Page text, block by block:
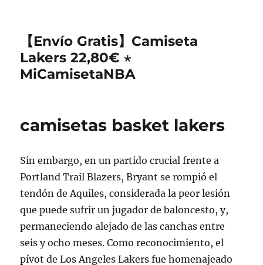
【Envío Gratis】Camiseta
Lakers 22,80€ ⋆
MiCamisetaNBA
camisetas basket lakers
Sin embargo, en un partido crucial frente a
Portland Trail Blazers, Bryant se rompió el
tendón de Aquiles, considerada la peor lesión
que puede sufrir un jugador de baloncesto, y,
permaneciendo alejado de las canchas entre
seis y ocho meses. Como reconocimiento, el
pívot de Los Angeles Lakers fue homenajeado